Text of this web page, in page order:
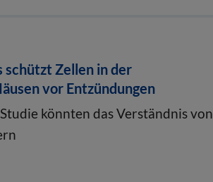
schützt Zellen in der
vor Entzündungen
könnten das Verständnis von